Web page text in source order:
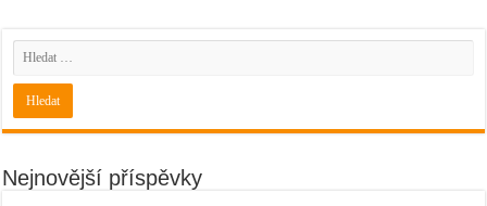
Nejnovější příspěvky